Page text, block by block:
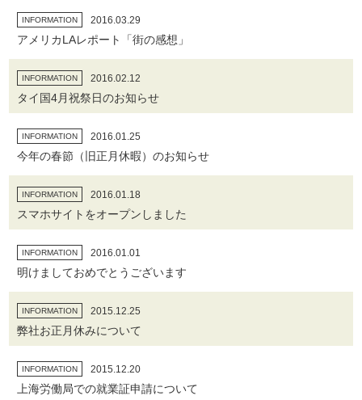
INFORMATION 2016.03.29
アメリカLAレポート「街の感想」
INFORMATION 2016.02.12
タイ国4月祝祭日のお知らせ
INFORMATION 2016.01.25
今年の春節（旧正月休暇）のお知らせ
INFORMATION 2016.01.18
スマホサイトをオープンしました
INFORMATION 2016.01.01
明けましておめでとうございます
INFORMATION 2015.12.25
弊社お正月休みについて
INFORMATION 2015.12.20
上海労働局での就業証申請について